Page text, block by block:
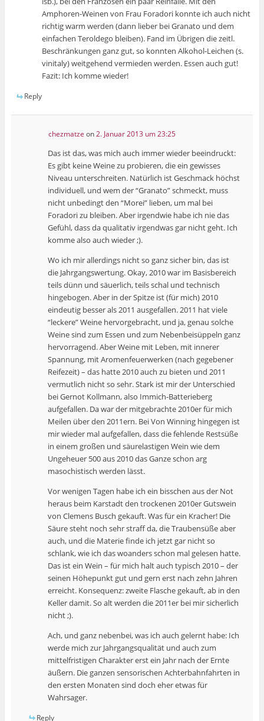
Amphoren-Weinen von Frau Foradori konnte ich auch nicht
richtig warm werden (dann lieber bei Granato und dem
einfachen Teroldego bleiben). Fand im Übrigen die zeitl.
Beschränkungen ganz gut, so konnten Alkohol-Leichen (s.
vinitaly) weitgehend vermieden werden. Essen auch gut!
Fazit: Ich komme wieder!
Reply
chezmatze on2. Januar 2013 um 23:25
Das ist das, was mich auch immer wieder beeindruckt:
Es gibt keine Weine zu probieren, die ein gewisses
Niveau unterschreiten. Natürlich ist Geschmack höchst
individuell, und wem der “Granato” schmeckt, muss
nicht unbedingt den “Morei” lieben, um mal bei
Foradori zu bleiben. Aber irgendwie habe ich nie das
Gefühl, dass da qualitativ irgendwas gar nicht geht. Ich
komme also auch wieder ;).
Wo ich mir allerdings nicht so ganz sicher bin, das ist
die Jahrgangswertung. Okay, 2010 war im Basisbereich
teils dünn und säuerlich, teils schal und technisch
hingebogen. Aber in der Spitze ist (für mich) 2010
eindeutig besser als 2011 ausgefallen. 2011 hat viele
“leckere” Weine hervorgebracht, und ja, genau solche
Weine sind zum Essen und zum Nebenbeisüppeln ganz
hervorragend. Aber Weine mit Leben, mit innerer
Spannung, mit Aromenfeuerwerken (nach gegebener
Reifezeit) – das hatte 2010 auch zu bieten und 2011
vermutlich nicht so sehr. Stark ist mir der Unterschied
bei Gernot Kollmann, also Immich-Batterieberg
aufgefallen. Da war der mitgebrachte 2010er für mich
Meilen über den 2011ern. Bei Von Winning hingegen ist
mir wieder mal aufgefallen, dass die fehlende Restsüße
in einem großen und säurelastigen Wein wie dem
Ungeheuer 500 aus 2010 das Ganze schon arg
masochistisch werden lässt.
Vor wenigen Tagen habe ich ein bisschen aus der Not
heraus beim Karstadt den trockenen 2010er Gutswein
von Clemens Busch gekauft. Was für ein Kracher! Die
Säure steht noch sehr straff da, die Traubensüße aber
auch, und die Materie finde ich jetzt gar nicht so
schlank, wie ich das woanders schon mal gelesen hatte.
Das ist ein Wein – für mich halt auch typisch 2010 – der
seinen Höhepunkt gut und gern erst nach zehn Jahren
erreicht. Konsequenz: zweite Flasche gekauft, ab in den
Keller damit. So alt werden die 2011er bei mir sicherlich
nicht ;).
Ach, und ganz nebenbei, was ich auch gelernt habe: Ich
werde mich zur Jahrgangsqualität und auch zum
mittelfristigen Charakter erst ein Jahr nach der Ernte
äußern. Die ganzen sensorischen Achterbahnfahrten in
den ersten Monaten sind doch eher etwas für
Wahrsager.
Reply